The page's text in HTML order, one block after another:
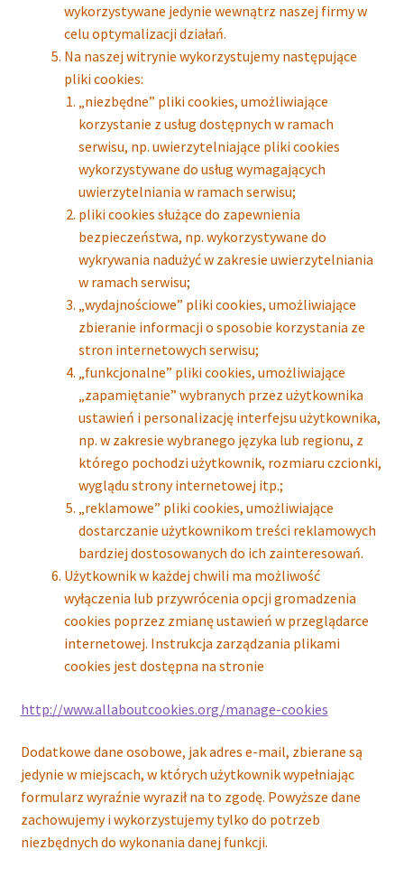
wykorzystywane jedynie wewnątrz naszej firmy w
celu optymalizacji działań.
Na naszej witrynie wykorzystujemy następujące
pliki cookies:
„niezbędne” pliki cookies, umożliwiające
korzystanie z usług dostępnych w ramach
serwisu, np. uwierzytelniające pliki cookies
wykorzystywane do usług wymagających
uwierzytelniania w ramach serwisu;
pliki cookies służące do zapewnienia
bezpieczeństwa, np. wykorzystywane do
wykrywania nadużyć w zakresie uwierzytelniania
w ramach serwisu;
„wydajnościowe” pliki cookies, umożliwiające
zbieranie informacji o sposobie korzystania ze
stron internetowych serwisu;
„funkcjonalne” pliki cookies, umożliwiające
„zapamiętanie” wybranych przez użytkownika
ustawień i personalizację interfejsu użytkownika,
np. w zakresie wybranego języka lub regionu, z
którego pochodzi użytkownik, rozmiaru czcionki,
wyglądu strony internetowej itp.;
„reklamowe” pliki cookies, umożliwiające
dostarczanie użytkownikom treści reklamowych
bardziej dostosowanych do ich zainteresowań.
Użytkownik w każdej chwili ma możliwość
wyłączenia lub przywrócenia opcji gromadzenia
cookies poprzez zmianę ustawień w przeglądarce
internetowej. Instrukcja zarządzania plikami
cookies jest dostępna na stronie
http://www.allaboutcookies.org/manage-cookies
Dodatkowe dane osobowe, jak adres e-mail, zbierane są
jedynie w miejscach, w których użytkownik wypełniając
formularz wyraźnie wyraził na to zgodę. Powyższe dane
zachowujemy i wykorzystujemy tylko do potrzeb
niezbędnych do wykonania danej funkcji.